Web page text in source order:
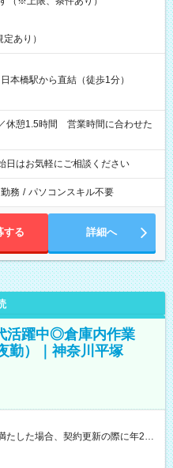
あり）
橋駅から直結（徒歩1分）
はお気軽にご相談ください
務 / パソコンスキル不要
する 詳細へ
活躍中◎倉庫内作業
勤）｜神奈川平塚
たした場合、契約更新の際に年2回
別途支給 ※深夜割増賃金 (22:00～